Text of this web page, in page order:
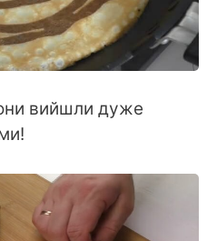
вийшли дуже